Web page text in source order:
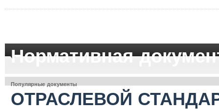
Нормативная
Популярные документы
ОТРАСЛЕВОЙ